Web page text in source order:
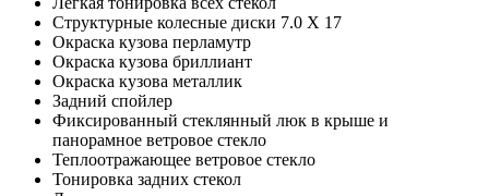
Структурные колесные диски 7.0 X 17
Окраска кузова перламутр
Окраска кузова бриллиант
Окраска кузова металлик
Задний спойлер
Фиксированный стеклянный люк в крыше и
панорамное ветровое стекло
Теплоотражающее ветровое стекло
Тонировка задних стекол